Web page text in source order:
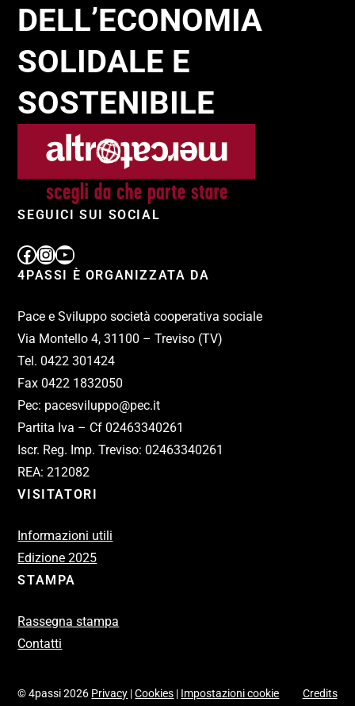
DELL’ECONOMIA
SOLIDALE E
SOSTENIBILE
SEGUICI SUI SOCIAL
4PASSI È ORGANIZZATA DA
Pace e Sviluppo società cooperativa sociale
Via Montello 4, 31100 – Treviso (TV)
Tel. 0422 301424
Fax 0422 1832050
Pec: pacesviluppo@pec.it
Partita Iva – Cf 02463340261
Iscr. Reg. Imp. Treviso: 02463340261
REA: 212082
VISITATORI
Informazioni utili
Edizione 2025
STAMPA
Rassegna stampa
Contatti
© 4passi 2026 Privacy |Cookies | Impostazioni cookie Credits